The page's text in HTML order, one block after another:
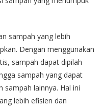
sampah yang lebih
Dengan menggunakan
sampah dapat dipilah
sampah yang dapat
sampah lainnya. Hal ini
lebih efisien dan